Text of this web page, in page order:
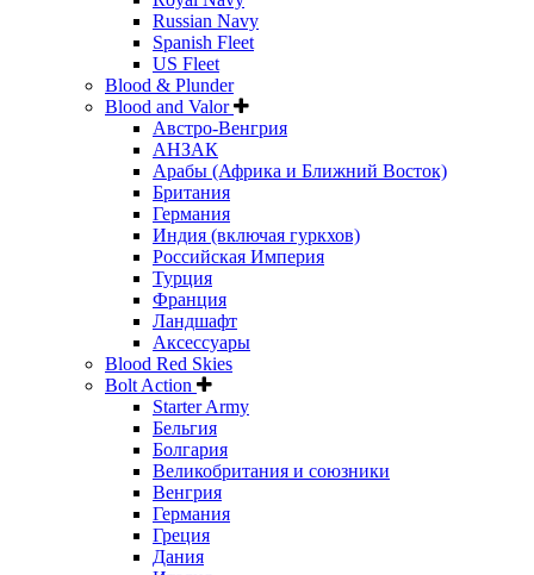
Russian Navy
Spanish Fleet
US Fleet
Blood & Plunder
Blood and Valor
Австро-Венгрия
АНЗАК
Арабы (Африка и Ближний Восток)
Британия
Германия
Индия (включая гуркхов)
Российская Империя
Турция
Франция
Ландшафт
Аксессуары
Blood Red Skies
Bolt Action
Starter Army
Бельгия
Болгария
Великобритания и союзники
Венгрия
Германия
Греция
Дания